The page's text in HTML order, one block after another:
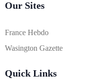
Our Sites
France Hebdo
Wasington Gazette
Quick Links